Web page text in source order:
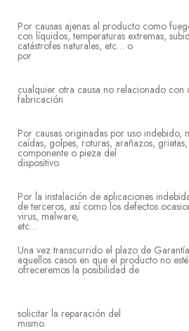
Por causas ajenas al producto como
con líquidos, temperaturas extremas,
catástrofes naturales, etc… o
cualquier otra causa no relacionado con
Por causas originadas por uso indebido,
caídas, golpes, roturas, arañazos,
componente o pieza del
Por la instalación de aplicaciones
de terceros, así como los defectos
virus, malware,
Una vez transcurrido el plazo de
aquellos casos en que el producto no
ofreceremos la posibilidad de
solicitar la reparación del